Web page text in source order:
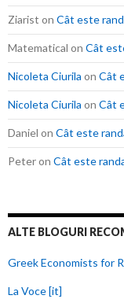
Ziarist on Cât este
Matematical on Cât
Nicoleta Ciurila on Cât
Nicoleta Ciurila on Cât
Daniel on Cât este
Peteron Cât este
ALTE BLOGURI
Greek Economists for
La Voce [it]